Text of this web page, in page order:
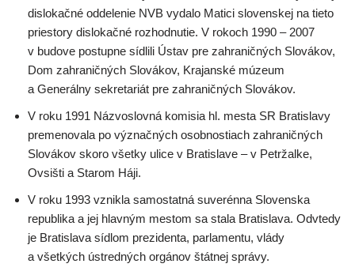
dislokačné oddelenie NVB vydalo Matici slovenskej na tieto
priestory dislokačné rozhodnutie. V rokoch 1990 – 2007
v budove postupne sídlili Ústav pre zahraničných Slovákov,
Dom zahraničných Slovákov, Krajanské múzeum
a Generálny sekretariát pre zahraničných Slovákov.
V roku 1991 Názvoslovná komisia hl. mesta SR Bratislavy
premenovala po význačných osobnostiach zahraničných
Slovákov skoro všetky ulice v Bratislave – v Petržalke,
Ovsišti a Starom Háji.
V roku 1993 vznikla samostatná suverénna Slovenska
republika a jej hlavným mestom sa stala Bratislava. Odvtedy
je Bratislava sídlom prezidenta, parlamentu, vlády
a všetkých ústredných orgánov štátnej správy.